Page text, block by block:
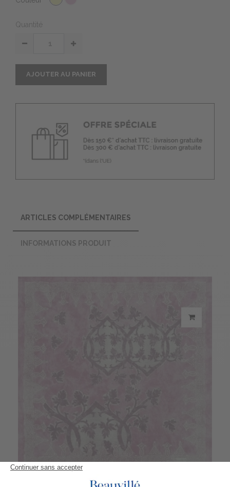
Quantité
AJOUTER AU PANIER
ARTICLES COMPLÉMENTAIRES
INFORMATIONS PRODUIT
Serviette Rialto